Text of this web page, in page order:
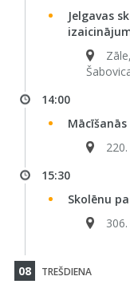
Jelgavas
14:00
220.
15:30
Skolēnu
306.
08 TREŠDIENA